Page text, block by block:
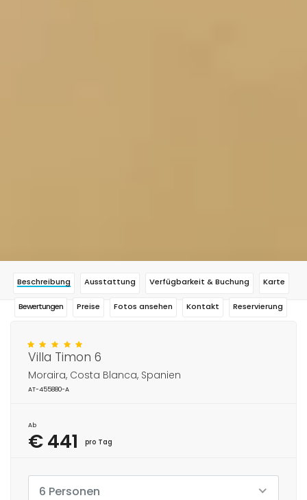
Beschreibung Ausstattung Verfügbarkeit & Buchung Karte
Bewertungen Preise Fotos ansehen Kontakt Reservierung
Villa Timon 6
Moraira, Costa Blanca, Spanien
AT-455880-A
Ab
€ 441 pro Tag
6 Personen